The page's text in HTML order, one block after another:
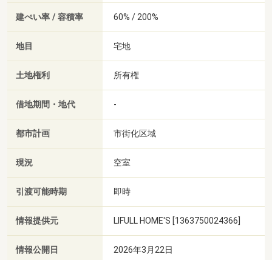
建ぺい率 / 容積率 60% / 200%
地目 宅地
土地権利 所有権
借地期間・地代 -
都市計画 市街化区域
現況 空室
引渡可能時期 即時
情報提供元 LIFULL HOME'S [1363750024366]
情報公開日 2026年3月22日